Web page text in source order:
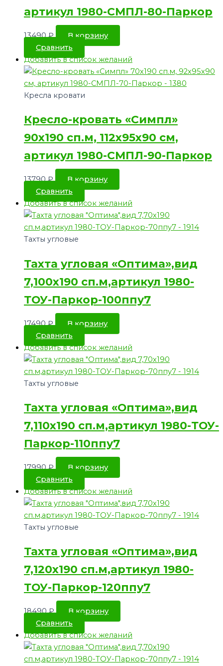
артикул 1980-СМПЛ-80-Паркор
13490₽
В корзину
Сравнить
Добавить в список желаний
Кресла кровати
Кресло-кровать «Симпл»
90х190 сп.м, 112х95х90 см,
артикул 1980-СМПЛ-90-Паркор
13790₽
В корзину
Сравнить
Добавить в список желаний
Тахты угловые
Тахта угловая «Оптима»,вид
7,100х190 сп.м,артикул 1980-
ТОУ-Паркор-100ппу7
17490₽
В корзину
Сравнить
Добавить в список желаний
Тахты угловые
Тахта угловая «Оптима»,вид
7,110х190 сп.м,артикул 1980-ТОУ-
Паркор-110ппу7
17990₽
В корзину
Сравнить
Добавить в список желаний
Тахты угловые
Тахта угловая «Оптима»,вид
7,120х190 сп.м,артикул 1980-
ТОУ-Паркор-120ппу7
18490₽
В корзину
Сравнить
Добавить в список желаний